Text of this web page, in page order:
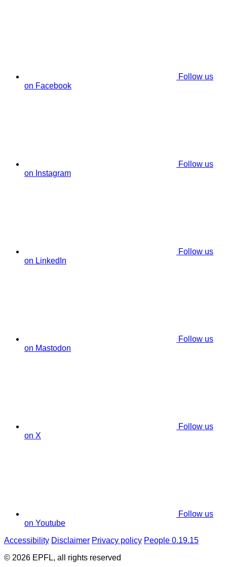
Follow us
on Facebook
Follow us
on Instagram
Follow us
on LinkedIn
Follow us
on Mastodon
Follow us
on X
Follow us
on Youtube
Accessibility Disclaimer Privacy policy People 0.19.15
© 2026 EPFL, all rights reserved